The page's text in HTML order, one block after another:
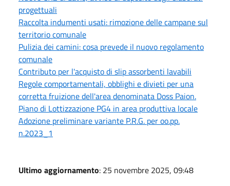
progettuali
Raccolta indumenti usati: rimozione delle campane sul
territorio comunale
Pulizia dei camini: cosa prevede il nuovo regolamento
comunale
Contributo per l'acquisto di slip assorbenti lavabili
Regole comportamentali, obblighi e divieti per una
corretta fruizione dell'area denominata Doss Paion.
Piano di Lottizzazione PG4 in area produttiva locale
Adozione preliminare variante P.R.G. per oo.pp.
n.2023_1
Ultimo aggiornamento: 25 novembre 2025, 09:48